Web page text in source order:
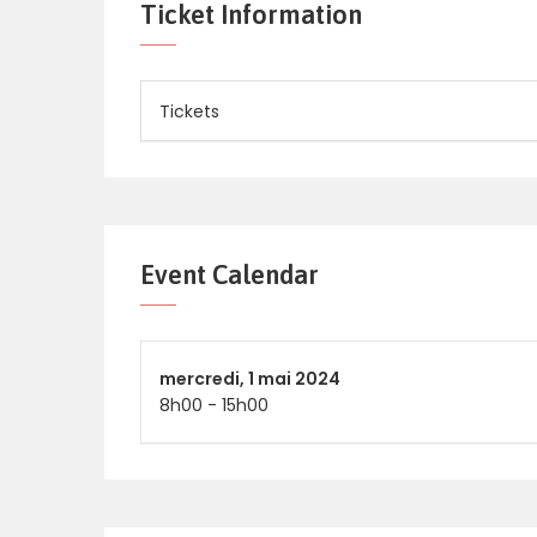
Ticket Information
Tickets
Event Calendar
mercredi, 1 mai 2024
8h00 - 15h00